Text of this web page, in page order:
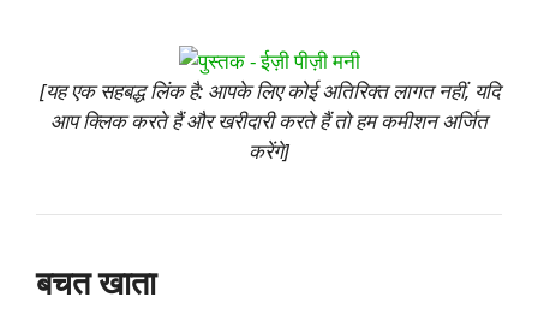
[यह एक सहबद्ध लिंक है: आपके लिए कोई अतिरिक्त लागत नहीं, यदि
आप क्लिक करते हैं और खरीदारी करते हैं तो हम कमीशन अर्जित
करेंगे]
बचत खाता